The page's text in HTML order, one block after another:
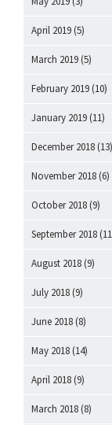
April 2019 (5)
March 2019 (5)
February 2019 (10)
January 2019 (11)
December 2018 (13)
November 2018 (6)
October 2018 (9)
September 2018
August 2018 (9)
July 2018 (9)
June 2018 (8)
May 2018 (14)
April 2018 (9)
March 2018 (8)